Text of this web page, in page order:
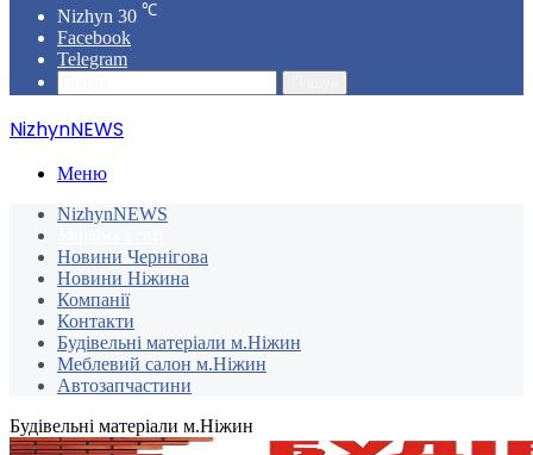
Nizhyn 30 ℃
Facebook
Telegram
NizhynNEWS
Меню
NizhynNEWS
Новини Чернігова
Новини Ніжина
Компанії
Контакти
Будівельні матеріали м.Ніжин
Меблевий салон м.Ніжин
Автозапчастини
Будівельні матеріали м.Ніжин